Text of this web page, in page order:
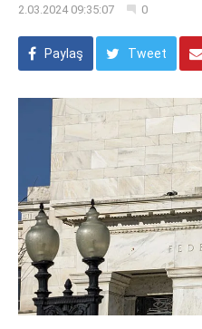
2.03.2024 09:35:07 0
Paylaş Tweet